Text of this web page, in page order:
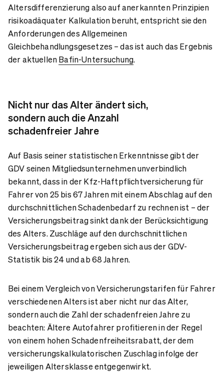
Altersdifferenzierung also auf anerkannten Prinzipien
risikoadäquater Kalkulation beruht, entspricht sie den
Anforderungen des Allgemeinen
Gleichbehandlungsgesetzes – das ist auch das Ergebnis
der aktuellenBafin-Untersuchung.
Nicht nur das Alter ändert sich,
sondern auch die Anzahl
schadenfreier Jahre
Auf Basis seiner statistischen Erkenntnisse gibt der
GDV seinen Mitgliedsunternehmen unverbindlich
bekannt, dass in der Kfz-Haftpflichtversicherung für
Fahrer von 25 bis 67 Jahren mit einem Abschlag auf den
durchschnittlichen Schadenbedarf zu rechnen ist – der
Versicherungsbeitrag sinkt dank der Berücksichtigung
des Alters. Zuschläge auf den durchschnittlichen
Versicherungsbeitrag ergeben sich aus der GDV-
Statistik bis 24 und ab 68 Jahren.
Bei einem Vergleich von Versicherungstarifen für Fahrer
verschiedenen Alters ist aber nicht nur das Alter,
sondern auch die Zahl der schadenfreien Jahre zu
beachten: Ältere Autofahrer profitieren in der Regel
von einem hohen Schadenfreiheitsrabatt, der dem
versicherungskalkulatorischen Zuschlag infolge der
jeweiligen Altersklasse entgegenwirkt.